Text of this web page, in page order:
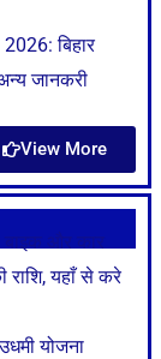
बिहार
जानकरी
View More
और कार
यहाँ से करे
योजना